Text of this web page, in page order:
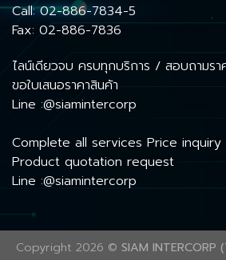
Call:02-886-7834-5
Fax: 02-886-7836
ไลน์เดียวจบ ครบทุกบริการ / สอบถามรา
ขอใบเสนอราคาสินค้า
Line :@siamintercorp
Complete all services Price inquiry
Product quotation request
Line :@siamintercorp
Copyright 2026 © SIAM INTERCORP